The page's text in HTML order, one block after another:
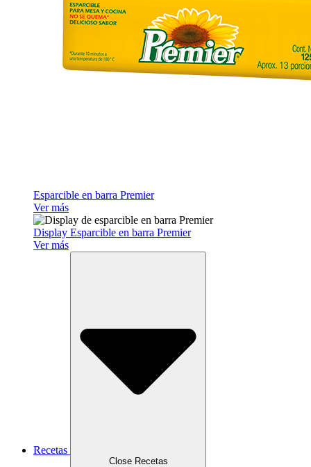
Esparcible en barra Premier
Ver más
Display Esparcible en barra Premier
Ver más
Recetas
Close Recetas